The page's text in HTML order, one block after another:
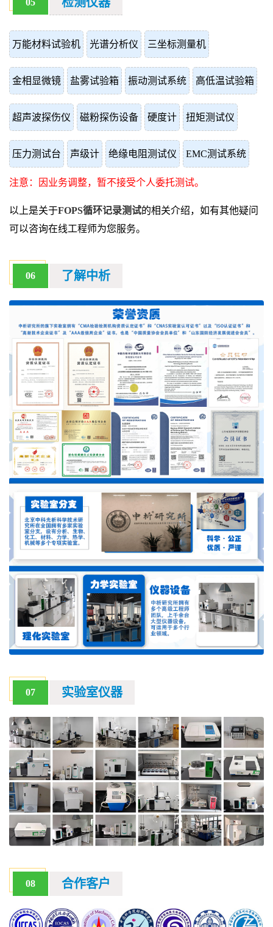
05 检测仪器
万能材料试验机 光谱分析仪 三坐标测量机
金相显微镜 盐雾试验箱 振动测试系统 高低温试验箱
超声波探伤仪 磁粉探伤设备 硬度计 扭矩测试仪
压力测试台 声级计 绝缘电阻测试仪 EMC测试系统
注意：因业务调整，暂不接受个人委托测试。
以上是关于FOPS循环记录测试的相关介绍，如有其他疑问
可以咨询在线工程师为您服务。
06 了解中析
07 实验室仪器
08 合作客户